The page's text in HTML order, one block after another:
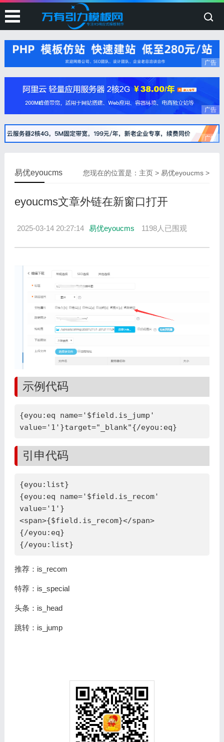
广告
广告
广告
易优eyoucms 您现在的位置是： 主页 >易优eyoucms >
eyoucms文章外链在新窗口打开
2025-03-14 20:27:14 易优eyoucms 1198人已围观
示例代码
{eyou:eq name='$field.is_jump'
value='1'}target="_blank"{/eyou:eq}
引申代码
{eyou:list}
{eyou:eq name='$field.is_recom'
value='1'}
<span>{$field.is_recom}</span>
{/eyou:eq}
{/eyou:list}
推荐：is_recom
特荐：is_special
头条：is_head
跳转：is_jump